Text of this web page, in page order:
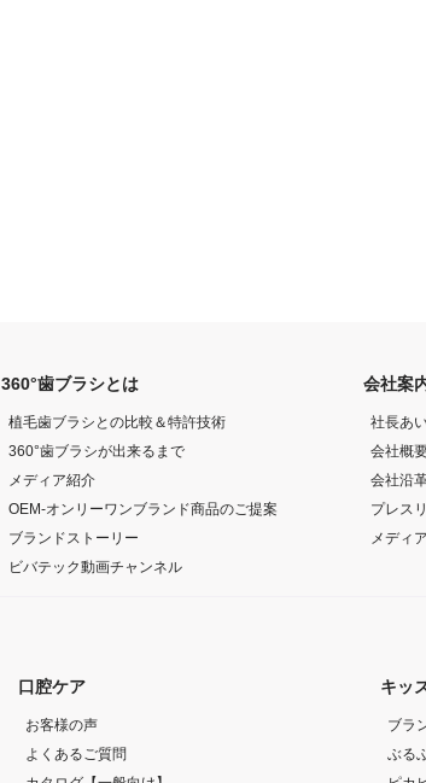
360°歯ブラシとは
植毛歯ブラシとの比較＆特許技術
360°歯ブラシが出来るまで
メディア紹介
OEM-オンリーワンブランド商品のご提案
ブランドストーリー
ビバテック動画チャンネル
会社案
社長あ
会社概
会社沿
プレス
メディ
口腔ケア
お客様の声
よくあるご質問
キッ
ブラ
ぶる